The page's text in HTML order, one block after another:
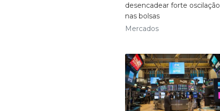
desencadear forte oscilação
nas bolsas
Mercados